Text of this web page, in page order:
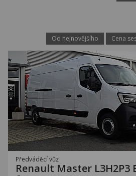
Od nejnovějšího Cena
Předváděcí vůz
Renault Master L3H2P3